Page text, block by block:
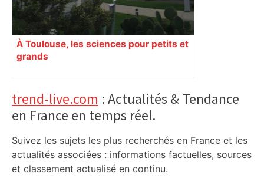
À Toulouse, les sciences pour petits et
grands
Primary
Sidebar
trend-live.com : Actualités & Tendance
en France en temps réel.
Suivez les sujets les plus recherchés en France et les
actualités associées : informations factuelles, sources
et classement actualisé en continu.